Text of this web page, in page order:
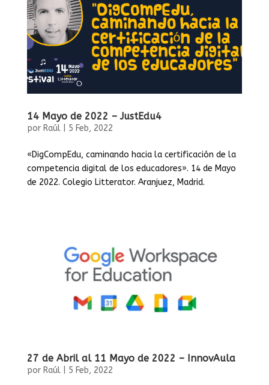
14 Mayo de 2022 – JustEdu4
por Raúl| 5 Feb, 2022
«DigCompEdu, caminando hacia la certificación de la
competencia digital de los educadores». 14 de Mayo
de 2022. Colegio Litterator. Aranjuez, Madrid.
27 de Abril al 11 Mayo de 2022 – InnovAula
por Raúl| 5 Feb, 2022